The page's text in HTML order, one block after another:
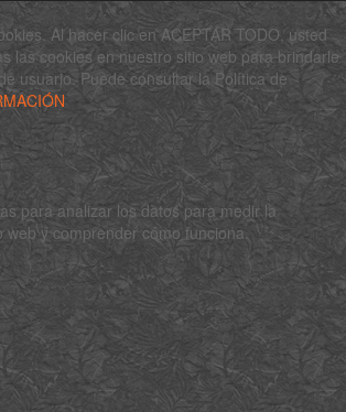
Al hacer clic en ACEPTAR TODO, usted
las cookies en nuestro sitio web para brindarle
usuario. Puede consultar la Política de
para analizar los datos para medir la
web y comprender cómo funciona.